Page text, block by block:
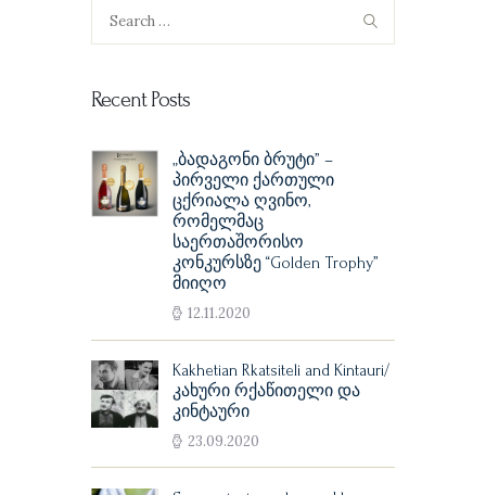
Search
Recent Posts
„ბადაგონი ბრუტი” –
პირველი ქართული
ცქრიალა ღვინო,
რომელმაც
საერთაშორისო
კონკურსზე “Golden Trophy”
მიიღო
12.11.2020
Kakhetian Rkatsiteli and Kintauri/
კახური რქაწითელი და
კინტაური
23.09.2020